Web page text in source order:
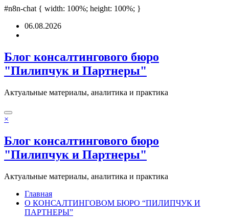
deneme bonusu Padişahbetonline casinos
#n8n-chat { width: 100%; height: 100%; }
Перейти06.08.2026
Блог консалтингового бюро
"Пилипчук и Партнеры"
Актуальные материалы, аналитика и практика
×
Блог консалтингового бюро
"Пилипчук и Партнеры"
Актуальные материалы, аналитика и практика
Главная
О КОНСАЛТИНГОВОМ БЮРО “ПИЛИПЧУК И
ПАРТНЕРЫ”